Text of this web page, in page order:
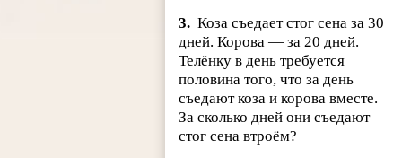
3. Коза съедает стог сена за 30
дней. Корова — за 20 дней.
Телёнку в день требуется
половина того, что за день
съедают коза и корова вместе.
За сколько дней они съедают
стог сена втроём?